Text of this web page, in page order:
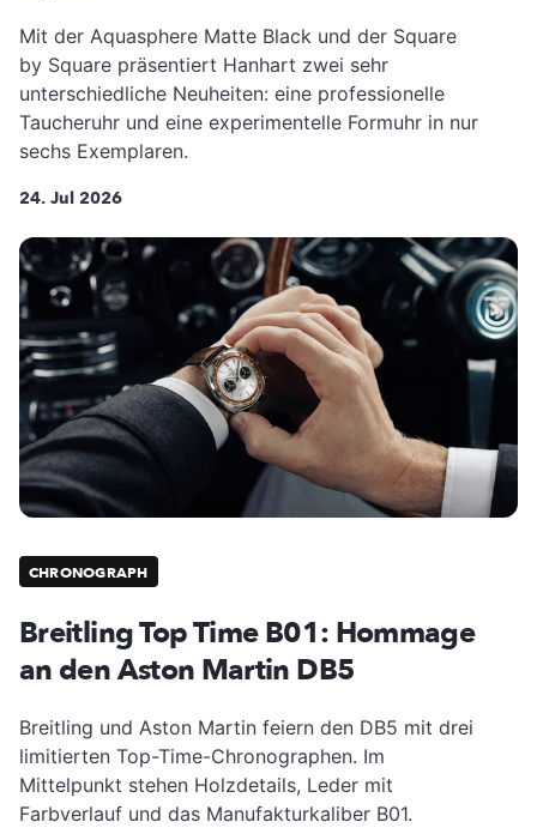
Mit der Aquasphere Matte Black und der Square
by Square präsentiert Hanhart zwei sehr
unterschiedliche Neuheiten: eine professionelle
Taucheruhr und eine experimentelle Formuhr in nur
sechs Exemplaren.
24. Jul 2026
CHRONOGRAPH
Breitling Top Time B01: Hommage
an den Aston Martin DB5
Breitling und Aston Martin feiern den DB5 mit drei
limitierten Top-Time-Chronographen. Im
Mittelpunkt stehen Holzdetails, Leder mit
Farbverlauf und das Manufakturkaliber B01.